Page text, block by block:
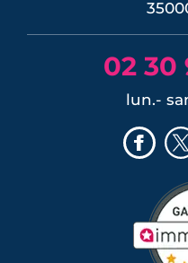
02 30
lun.-